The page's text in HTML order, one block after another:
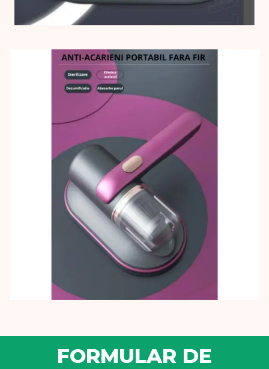
FORMULAR DE